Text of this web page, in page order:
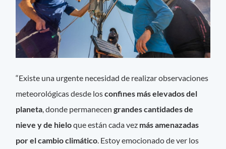
“Existe una urgente necesidad de realizar observaciones
meteorológicas desde losconfines más elevados del
planeta , donde permanecengrandes cantidades de
nieve y de hieloque están cada vez más amenazadas
por el cambio climático . Estoy emocionado de ver los